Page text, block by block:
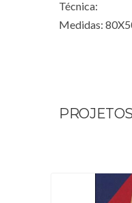
Técnica:
Medidas: